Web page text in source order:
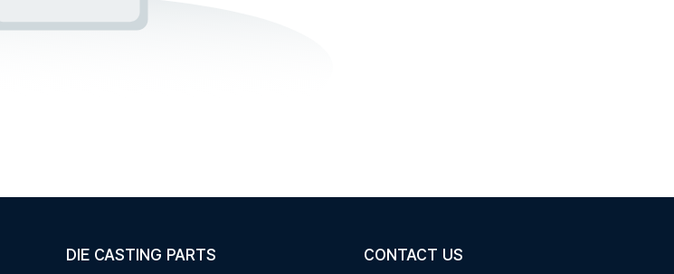
DIE CASTING PARTS CONTACT US